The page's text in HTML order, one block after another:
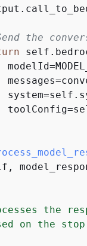
the
the
on the stop